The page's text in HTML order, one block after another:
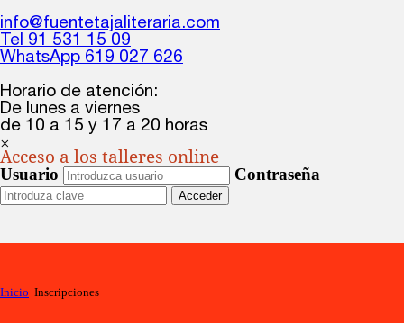
info@fuentetajaliteraria.com
Tel 91 531 15 09
WhatsApp 619 027 626
Horario de atención:
De lunes a viernes
de 10 a 15 y 17 a 20 horas
×
Acceso a los talleres online
Usuario Contraseña
Acceder
Inicio Inscripciones